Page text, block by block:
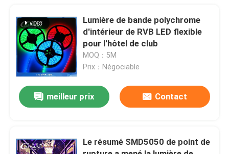
Contrôle de la qualité
Contact
nouvelles
Affichage de mur vidéo LED
Lumière de bande polychrome
d'intérieur de RVB LED flexible
pour l'hôtel de club
MOQ：5M
Prix：Négociable
meilleur prix Contact
Le résumé SMD5050 de point de